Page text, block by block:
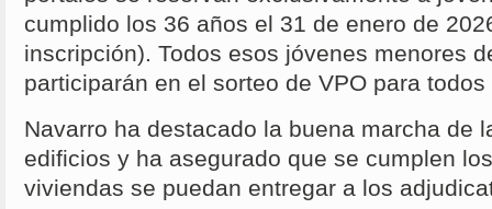
cumplido los 36 años el 31 de enero de
inscripción). Todos esos jóvenes menores
participarán en el sorteo de VPO para
Navarro ha destacado la buena marcha de
edificios y ha asegurado que se cumplen
viviendas se puedan entregar a los